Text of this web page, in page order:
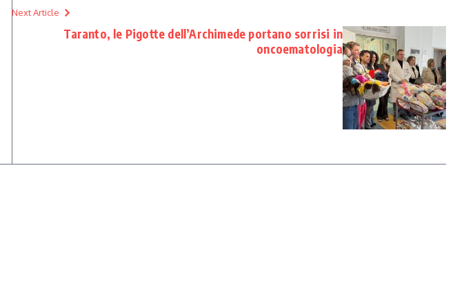
Next Article
Taranto, le Pigotte dell’Archimede portano sorrisi in
oncoematologia